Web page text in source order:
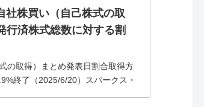
社株買い（自己株式の取
行済株式総数に対する割
の取得）まとめ発表日割合取得方
終了（2025/6/20）スパークス・